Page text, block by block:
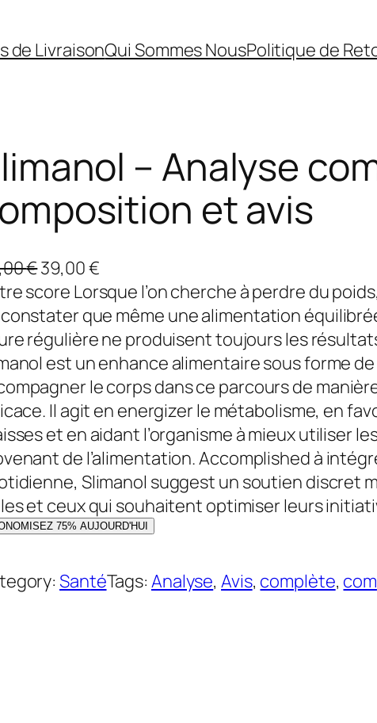
de LivraisonQui Sommes NousPolitique de
– Analyse
et avis
€L
e
p
r
i
x
i
n
i
t
i
a
é
t
39,00€L
e
p
r
i
x
a
c
t
u
e
l
s
score Lorsque l’on cherche à perdre du
que même une alimentation
régulière ne produisent toujours les
est un enhance alimentaire sous forme
le corps dans ce parcours de
Il agit en energizer le métabolisme, en
et en aidant l’organisme à mieux utiliser
de l’alimentation. Accomplished à
Slimanol suggest un soutien discret
et ceux qui souhaitent optimiser leurs
75% AUJOURD'HUI
SantéTags: Analyse, Avis, complète,